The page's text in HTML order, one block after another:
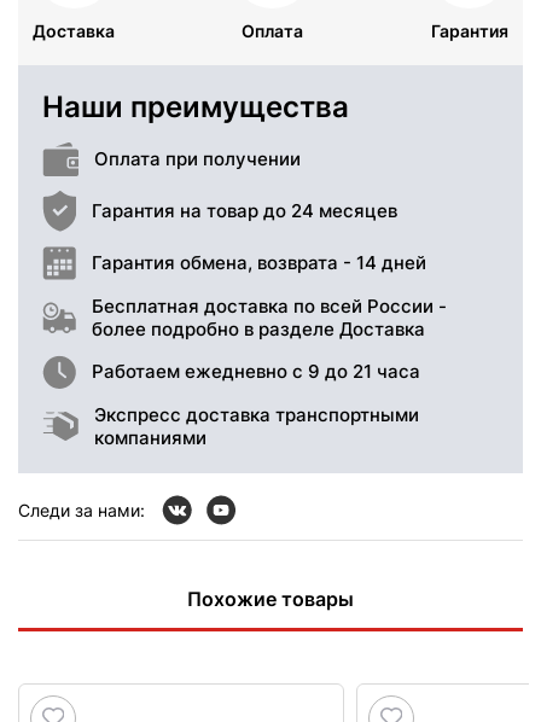
Доставка Оплата Гарантия
Наши преимущества
Оплата при получении
Гарантия на товар до 24 месяцев
Гарантия обмена, возврата - 14 дней
Бесплатная доставка по всей России -
более подробно в разделе Доставка
Работаем ежедневно с 9 до 21 часа
Экспресс доставка транспортными
компаниями
Следи за нами:
Похожие товары